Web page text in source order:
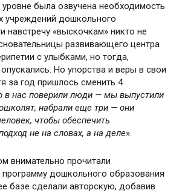
была озвучена необходимость
учреждений дошкольного
навстречу «выскочкам» никто не
развивающего центра
с улыбками, но тогда,
Но упорства и веры в свои
за год пришлось сменить 4
в нас поверили люди — мы выпустили
набрали еще три — они
чтобы обеспечить
не на словах, а на деле».
внимательно прочитали
программу дошкольного образования
базе сделали авторскую, добавив